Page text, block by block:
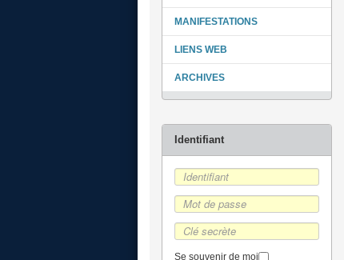
Se souvenir de moi
MANIFESTATIONS
LIENS WEB
ARCHIVES